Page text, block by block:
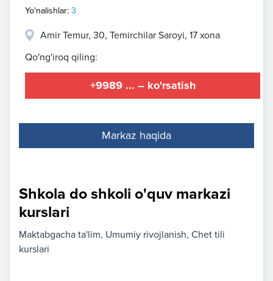
Yo'nalishlar: 3
Amir Temur, 30, Temirchilar Saroyi, 17 xona
Qo'ng'iroq qiling:
+9989 ... – ko'rsatish
Markaz haqida
Shkola do shkoli o'quv markazi
kurslari
Maktabgacha ta'lim Umumiy rivojlanish Chet tili
kurslari